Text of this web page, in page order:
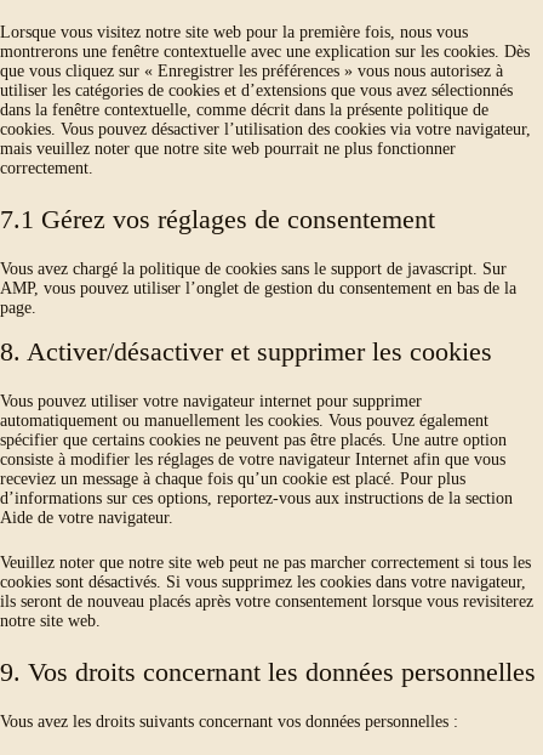
Lorsque vous visitez notre site web pour la première fois, nous vous
montrerons une fenêtre contextuelle avec une explication sur les cookies. Dès
que vous cliquez sur « Enregistrer les préférences » vous nous autorisez à
utiliser les catégories de cookies et d’extensions que vous avez sélectionnés
dans la fenêtre contextuelle, comme décrit dans la présente politique de
cookies. Vous pouvez désactiver l’utilisation des cookies via votre navigateur,
mais veuillez noter que notre site web pourrait ne plus fonctionner
correctement.
7.1 Gérez vos réglages de consentement
Vous avez chargé la politique de cookies sans le support de javascript. Sur
AMP, vous pouvez utiliser l’onglet de gestion du consentement en bas de la
page.
8. Activer/désactiver et supprimer les cookies
Vous pouvez utiliser votre navigateur internet pour supprimer
automatiquement ou manuellement les cookies. Vous pouvez également
spécifier que certains cookies ne peuvent pas être placés. Une autre option
consiste à modifier les réglages de votre navigateur Internet afin que vous
receviez un message à chaque fois qu’un cookie est placé. Pour plus
d’informations sur ces options, reportez-vous aux instructions de la section
Aide de votre navigateur.
Veuillez noter que notre site web peut ne pas marcher correctement si tous les
cookies sont désactivés. Si vous supprimez les cookies dans votre navigateur,
ils seront de nouveau placés après votre consentement lorsque vous revisiterez
notre site web.
9. Vos droits concernant les données personnelles
Vous avez les droits suivants concernant vos données personnelles :